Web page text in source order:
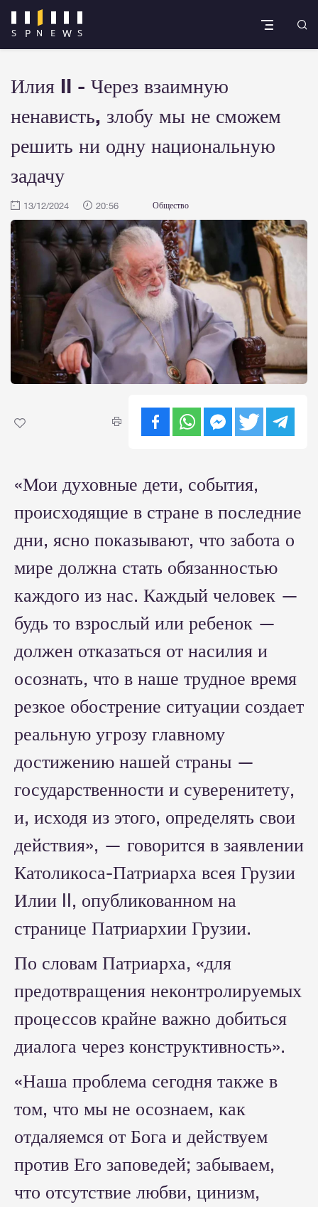
Илия II - Через взаимную
ненависть, злобу мы не сможем
решить ни одну национальную
задачу
13/12/2024 20:56 Общество
«Мои духовные дети, события,
происходящие в стране в последние
дни, ясно показывают, что забота о
мире должна стать обязанностью
каждого из нас. Каждый человек —
будь то взрослый или ребенок —
должен отказаться от насилия и
осознать, что в наше трудное время
резкое обострение ситуации создает
реальную угрозу главному
достижению нашей страны —
государственности и суверенитету,
и, исходя из этого, определять свои
действия», — говорится в заявлении
Католикоса-Патриарха всея Грузии
Илии II, опубликованном на
странице Патриархии Грузии.
По словам Патриарха, «для
предотвращения неконтролируемых
процессов крайне важно добиться
диалога через конструктивность».
«Наша проблема сегодня также в
том, что мы не осознаем, как
отдаляемся от Бога и действуем
против Его заповедей; забываем,
что отсутствие любви, цинизм,